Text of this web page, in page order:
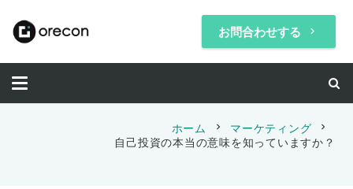
お問合わせする keyboard_arrow_right
ホーム chevron_right マーケティング chevron_right
自己投資の本当の意味を知っていますか？